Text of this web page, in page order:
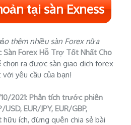
tại sàn Exness
thêm nhiều sàn Forex nữa
Sàn Forex Hỗ Trợ Tốt Nhất Cho
chọn ra được sàn giao dịch forex
yêu cầu của bạn!
2021: Phân tích trước phiên
EUR/JPY, EUR/GBP,
hữu ích, đừng quên chia sẻ bài